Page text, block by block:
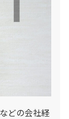
どの会社経